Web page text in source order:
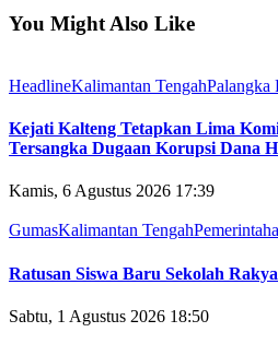
You Might Also Like
HeadlineKalimantan TengahPalangka
Kejati Kalteng Tetapkan Lima
Tersangka Dugaan Korupsi Dana
Kamis, 6 Agustus 2026 17:39
GumasKalimantan Tengah
Ratusan Siswa Baru Sekolah
Sabtu, 1 Agustus 2026 18:50